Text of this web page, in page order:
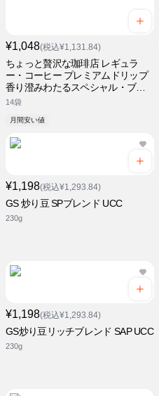
¥1,048(税込¥1,131.84)
ちょっと贅沢な珈琲店 レギュラ
ー・コーヒー プレミアムドリップ
香り澄みわたるスペシャル・ブレ
ンド
14袋
月間安い値
¥1,198(税込¥1,293.84)
GS 炒り豆 SPブレンド UCC
230g
¥1,198(税込¥1,293.84)
GS炒り豆リッチブレンド SAP UCC
230g